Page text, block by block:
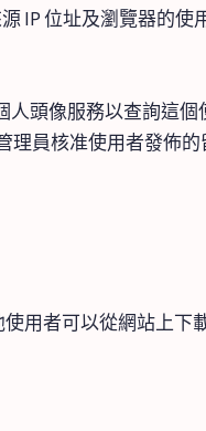
IP 位址及瀏覽器的使
人頭像服務以查詢這
理員核准使用者發佈
用者可以從網站上下